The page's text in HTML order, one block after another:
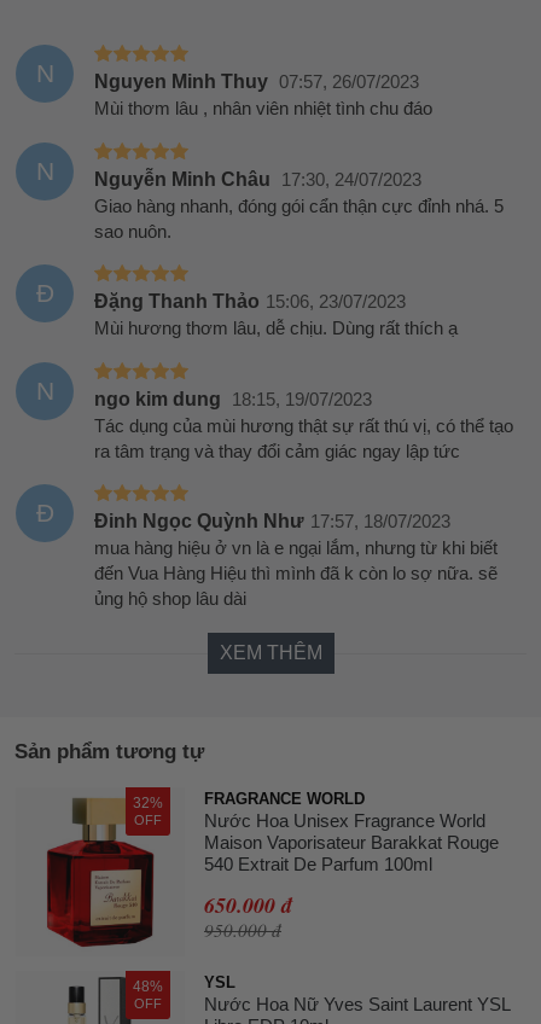
N Nguyen Minh Thuy 07:57, 26/07/2023
Mùi thơm lâu , nhân viên nhiệt tình chu đáo
N Nguyễn Minh Châu
17:30, 24/07/2023
Giao hàng nhanh, đóng gói cẩn thận cực đỉnh nhá. 5
sao nuôn.
Đ Đặng Thanh Thảo 15:06, 23/07/2023
Mùi hương thơm lâu, dễ chịu. Dùng rất thích ạ
N ngo kim dung
18:15, 19/07/2023
Tác dụng của mùi hương thật sự rất thú vị, có thể tạo
ra tâm trạng và thay đổi cảm giác ngay lập tức
Đ Đinh Ngọc Quỳnh Như 17:57, 18/07/2023
mua hàng hiệu ở vn là e ngại lắm, nhưng từ khi biết
đến Vua Hàng Hiệu thì mình đã k còn lo sợ nữa. sẽ
ủng hộ shop lâu dài
XEM THÊM
Sản phẩm tương tự
32%
OFF
FRAGRANCE WORLD
Nước Hoa Unisex Fragrance World
Maison Vaporisateur Barakkat Rouge
540 Extrait De Parfum 100ml
650.000 đ
950.000 đ
48%
OFF
YSL
Nước Hoa Nữ Yves Saint Laurent YSL